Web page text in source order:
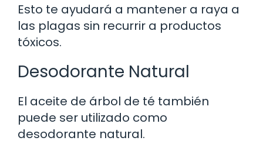
Esto te ayudará a mantener a raya a
las plagas sin recurrir a productos
tóxicos.
Desodorante Natural
El aceite de árbol de té también
puede ser utilizado como
desodorante natural.